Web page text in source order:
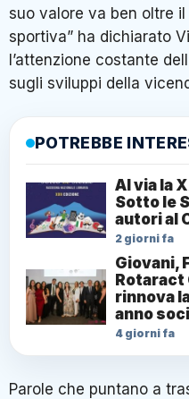
suo valore va ben oltre
sportiva” ha dichiarato
l’attenzione costante
sugli sviluppi della
POTREBBE
Al via la
Sotto le
autori al
2 giorni fa
Giovani,
Rotaract
rinnova
anno
4 giorni fa
Parole che puntano a